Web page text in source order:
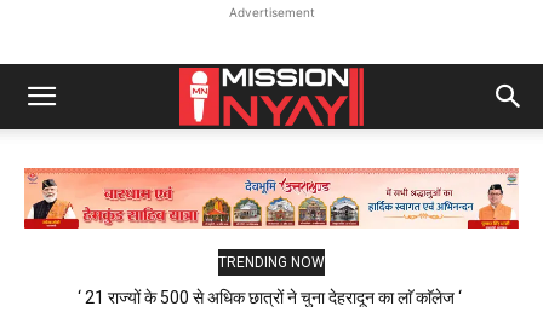
Advertisement
TRENDING NOW
‘ 21 राज्यों के 500 से अधिक छात्रों ने चुना देहरादून का लाॅ काॅलेज ‘